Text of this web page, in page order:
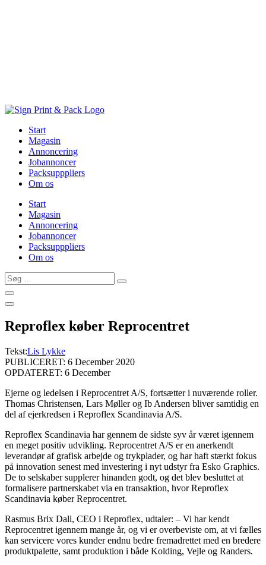
Start
Magasin
Annoncering
Jobannoncer
Packsupppliers
Om os
Start
Magasin
Annoncering
Jobannoncer
Packsupppliers
Om os
Søg
…
Reproflex køber Reprocentret
Tekst:Lis Lykke
PUBLICERET: 6 December 2020
OPDATERET: 6 December
Ejerne og ledelsen i Reprocentret A/S, fortsætter i nuværende roller.
Thomas Christensen, Lars Møller og Ib Andersen bliver samtidig en
del af ejerkredsen i Reproflex Scandinavia A/S.
Reproflex Scandinavia har gennem de sidste syv år været igennem
en meget positiv udvikling. Reprocentret A/S er en anerkendt
leverandør af grafisk arbejde og trykplader, og har haft stærkt fokus
på innovation senest med investering i nyt udstyr fra Esko Graphics.
De to selskaber supplerer hinanden godt, og det blev besluttet at
formalisere partnerskabet via en transaktion, hvor Reproflex
Scandinavia køber Reprocentret.
Rasmus Brix Dall, CEO i Reproflex, udtaler: – Vi har kendt
Reprocentret igennem mange år, og vi er overbeviste om, at vi fælles
kan servicere vores kunder endnu bedre fremadrettet med en bredere
produktpalette, samt produktion i både Kolding, Vejle og Randers.